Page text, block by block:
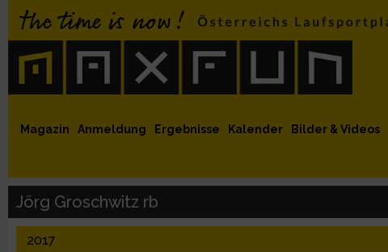
MaxFun Newsletter abonnieren
MaxFun auf Instagram
MaxFun auf Twitter
auf Youtube
auf Facebook
Magazin Anmeldung Ergebnisse Kalender Bilder & Videos
Jörg Groschwitz rb
2017